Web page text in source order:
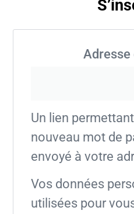
Adresse
Un lien
nouveau mot de
envoyé à votre
Vos données
utilisées pour